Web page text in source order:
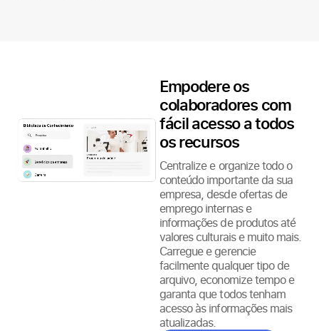
Empodere os
colaboradores com
fácil acesso a todos
os recursos
Centralize e organize todo o
conteúdo importante da sua
empresa, desde ofertas de
emprego internas e
informações de produtos até
valores culturais e muito mais.
Carregue e gerencie
facilmente qualquer tipo de
arquivo, economize tempo e
garanta que todos tenham
acesso às informações mais
atualizadas.